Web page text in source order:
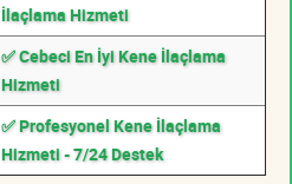
İlaçlama Hizmeti
✅ Cebeci En İyi Kene İlaçlama
Hizmeti
✅ Profesyonel Kene İlaçlama
Hizmeti - 7/24 Destek